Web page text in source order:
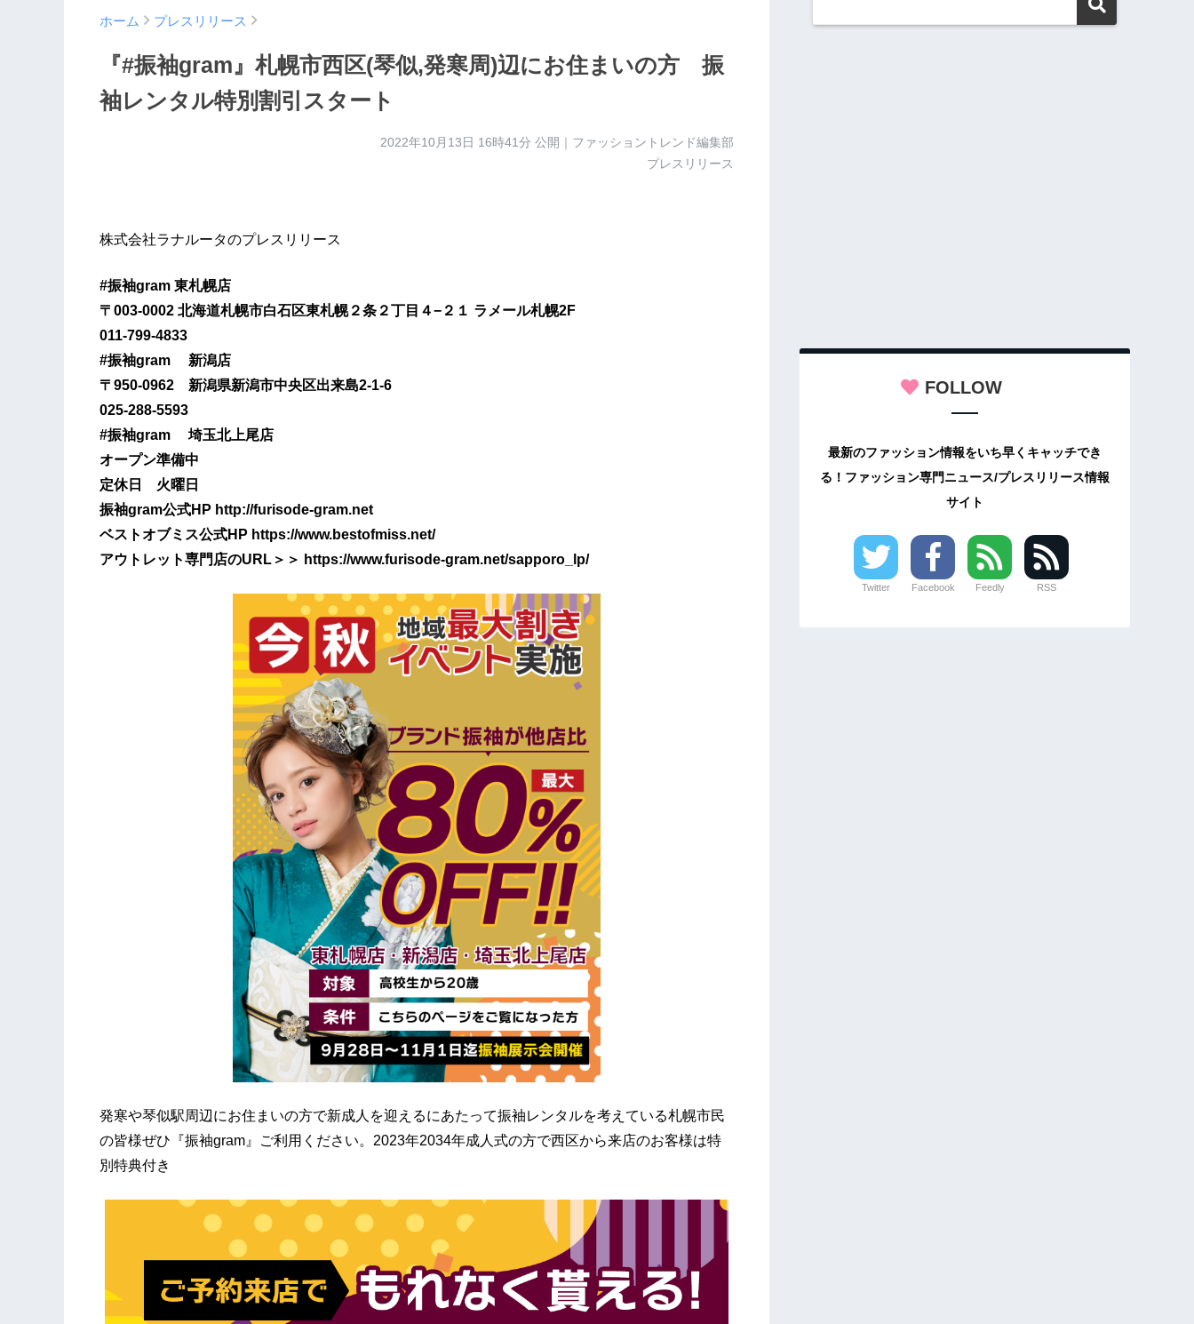
ホーム プレスリリース
『#振袖gram』札幌市西区(琴似,発寒周)辺にお住まいの方 振
袖レンタル特別割引スタート
2022年10月13日 16時41分 公開｜ファッショントレンド編集部
プレスリリース
株式会社ラナルータのプレスリリース
#振袖gram 東札幌店
〒003-0002 北海道札幌市白石区東札幌２条２丁目４−２１ ラメール札幌2F
011-799-4833
#振袖gram 新潟店
〒950-0962 新潟県新潟市中央区出来島2-1-6
025-288-5593
#振袖gram 埼玉北上尾店
オープン準備中
定休日 火曜日
振袖gram公式HP http://furisode-gram.net
ベストオブミス公式HP https://www.bestofmiss.net/
アウトレット専門店のURL＞＞ https://www.furisode-gram.net/sapporo_lp/
発寒や琴似駅周辺にお住まいの方で新成人を迎えるにあたって振袖レンタルを考えている札幌市民
の皆様ぜひ『振袖gram』ご利用ください。2023年2034年成人式の方で西区から来店のお客様は特
別特典付き
FOLLOW
最新のファッション情報をいち早くキャッチでき
る！ファッション専門ニュース/プレスリリース情報
サイト
Twitter Facebook Feedly RSS